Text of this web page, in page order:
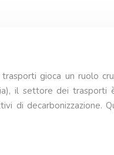
gioca un ruolo
il settore dei
di decarbonizzazione.